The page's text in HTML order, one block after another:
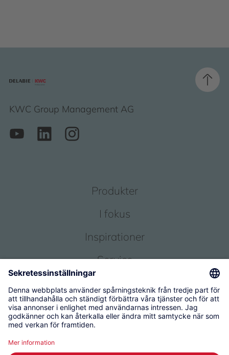
KWC Group Management AG
Produkter
I fokus
Inspirationer
Service
© 2026 KWC Group Management AG